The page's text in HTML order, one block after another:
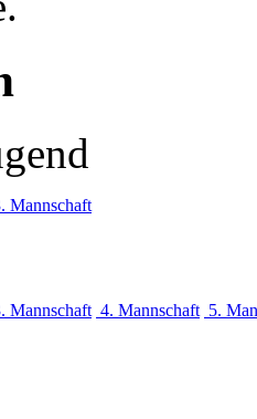
Mannschaft
Mannschaft 4. Mannschaft 5.